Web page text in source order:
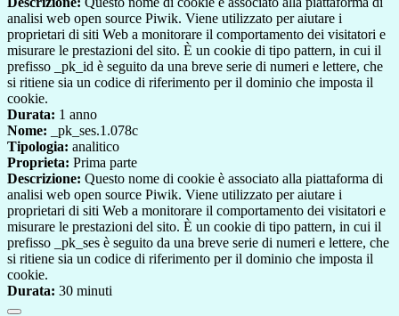
analisi web open source Piwik. Viene utilizzato per aiutare i
proprietari di siti Web a monitorare il comportamento dei visitatori e
misurare le prestazioni del sito. È un cookie di tipo pattern, in cui il
prefisso _pk_id è seguito da una breve serie di numeri e lettere, che
si ritiene sia un codice di riferimento per il dominio che imposta il
cookie.
Durata: 1 anno
Nome: _pk_ses.1.078c
Tipologia: analitico
Proprieta: Prima parte
Descrizione: Questo nome di cookie è associato alla piattaforma di
analisi web open source Piwik. Viene utilizzato per aiutare i
proprietari di siti Web a monitorare il comportamento dei visitatori e
misurare le prestazioni del sito. È un cookie di tipo pattern, in cui il
prefisso _pk_ses è seguito da una breve serie di numeri e lettere, che
si ritiene sia un codice di riferimento per il dominio che imposta il
cookie.
Durata: 30 minuti